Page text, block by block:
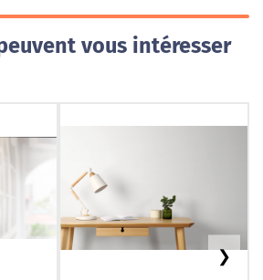
vous intéresser
❯